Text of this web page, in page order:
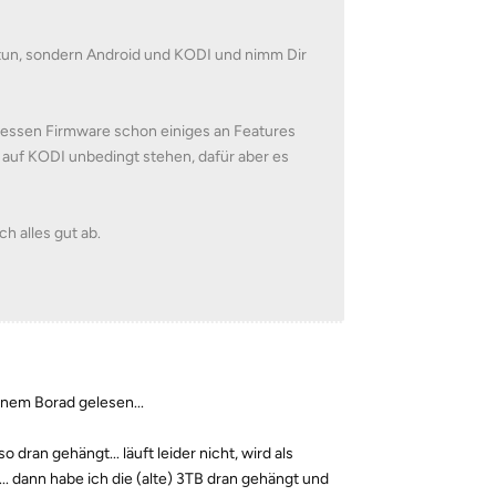
sondern Android und KODI und nimm Dir
Firmware schon einiges an Features
KODI unbedingt stehen, dafür aber es
alles gut ab.
Borad gelesen...
dran gehängt... läuft leider nicht, wird als
habe ich die (alte) 3TB dran gehängt und